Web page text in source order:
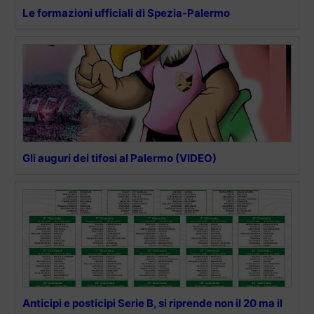
Le formazioni ufficiali di Spezia-Palermo
Gli auguri dei tifosi al Palermo (VIDEO)
Anticipi e posticipi Serie B, si riprende non il 20 ma il